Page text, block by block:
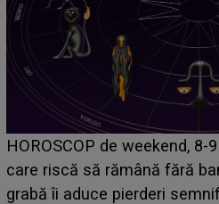
8-9 august 2026. Zodia
bani. O decizie luată în
și îi dă toate